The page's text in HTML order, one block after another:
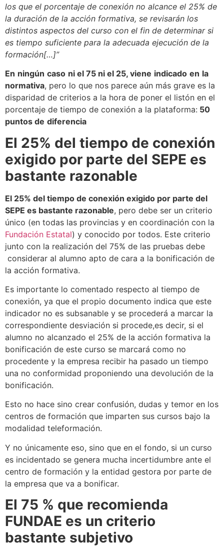
los que el porcentaje de conexión no alcance el 25% de
la duración de la acción formativa, se revisarán los
distintos aspectos del curso con el fin de determinarsi
es tiempo suficiente para la adecuada ejecución de la
formación[…]”
En ningún caso ni el 75 ni el 25, viene indicado en la
normativa, pero lo que nos parece aún más grave es la
disparidad de criterios a la hora de poner el listón en el
porcentaje de tiempo de conexión a la plataforma: 50
puntos de diferencia
El 25% del tiempo de conexión
exigido por parte del SEPE es
bastante razonable
El 25% del tiempo de conexión exigido por parte del
SEPE es bastante razonable, pero debe ser un criterio
único (en todas las provincias y en coordinación con la
Fundación Estatal) y conocido por todos. Este criterio
junto con la realización del 75% de las pruebas debe
considerar al alumno apto de cara a la bonificación de
la acción formativa.
Es importante lo comentado respecto al tiempo de
conexión, ya que el propio documento indica que este
indicador no es subsanable y se procederá a marcar la
correspondiente desviación si procede,es decir, si el
alumno no alcanzado el 25% de la acción formativa la
bonificación de este curso se marcará como no
procedente y la empresa recibir ha pasado un tiempo
una no conformidad proponiendo una devolución de la
bonificación.
Esto no hace sino crear confusión, dudas y temor en los
centros de formación que imparten sus cursos bajo la
modalidad teleformación.
Y no únicamente eso, sino que en el fondo, si un curso
es incidentado se genera mucha incertidumbre ante el
centro de formación y la entidad gestora por parte de
la empresa que va a bonificar.
El 75 % que recomienda
FUNDAE es un criterio
bastante subjetivo